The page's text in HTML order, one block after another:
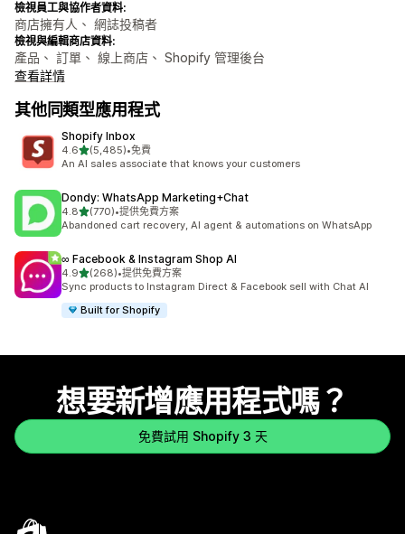
檢視員工與協作者資料:
商店擁有人、 網誌投稿者
檢視與編輯商店資料:
產品、 訂單、 線上商店、 Shopify 管理後台
查看詳情
其他同類型應用程式
Shopify Inbox
4.6滿分 5 顆星
(5,485)
共有 5485 則評價
•免費
An AI sales associate that knows your customers
Dondy: WhatsApp Marketing+Chat
4.8滿分 5 顆星
(770)
共有 770 則評價
•提供免費方案
Abandoned cart recovery, AI agent & automations on WhatsApp
∞ Facebook & Instagram Shop AI
4.9滿分 5 顆星
(268)
共有 268 則評價
•提供免費方案
Sync products to Instagram Direct & Facebook sell with Chat AI
Built for Shopify
想要新增應用程式嗎？
免費試用 Shopify 3 天